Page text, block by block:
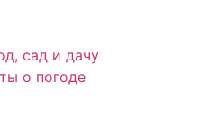
сад и дачу
о погоде